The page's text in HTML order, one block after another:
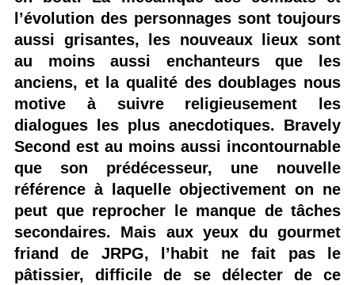
l’évolution des personnages sont toujours
aussi grisantes, les nouveaux lieux sont
au moins aussi enchanteurs que les
anciens, et la qualité des doublages nous
motive à suivre religieusement les
dialogues les plus anecdotiques. Bravely
Second est au moins aussi incontournable
que son prédécesseur, une nouvelle
référence à laquelle objectivement on ne
peut que reprocher le manque de tâches
secondaires. Mais aux yeux du gourmet
friand de JRPG, l’habit ne fait pas le
pâtissier, difficile de se délecter de ce